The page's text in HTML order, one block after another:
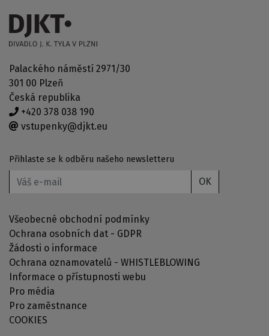
Palackého náměstí 2971/30
301 00 Plzeň
Česká republika
+420 378 038 190
vstupenky@djkt.eu
Přihlaste se k odběru našeho newsletteru
OK
Všeobecné obchodní podmínky
Ochrana osobních dat - GDPR
Žádosti o informace
Ochrana oznamovatelů - WHISTLEBLOWING
Informace o přístupnosti webu
Pro média
Pro zaměstnance
COOKIES